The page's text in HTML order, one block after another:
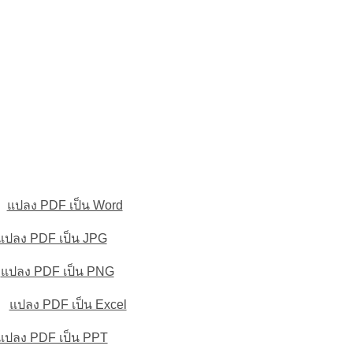
แปลง PDF เป็น Word
ปลง PDF เป็น JPG
แปลง PDF เป็น PNG
แปลง PDF เป็น Excel
ปลง PDF เป็น PPT